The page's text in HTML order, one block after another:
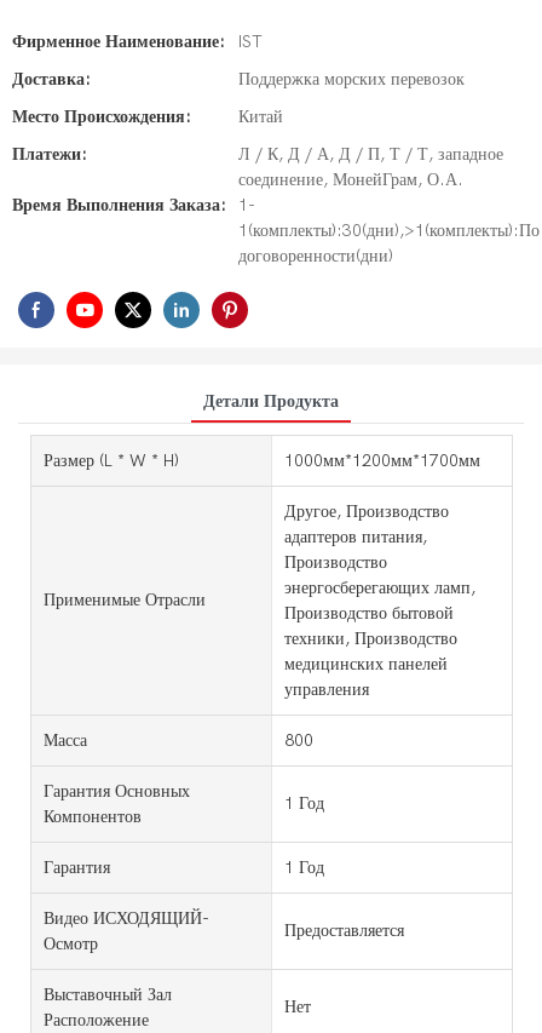
Фирменное Наименование:
IST
Доставка:
Поддержка морских перевозок
Место Происхождения:
Китай
Платежи:
Л / К, Д / А, Д / П, Т / Т, западное
соединение, МонейГрам, О.А.
Время Выполнения Заказа:
1-
1(комплекты):30(дни),>1(комплекты):По
договоренности(дни)
Детали Продукта
Размер (L * W * H) 1000мм*1200мм*1700мм
Применимые Отрасли
Другое, Производство
адаптеров питания,
Производство
энергосберегающих ламп,
Производство бытовой
техники, Производство
медицинских панелей
управления
Масса 800
Гарантия Основных
Компонентов
1 Год
Гарантия 1 Год
Видео ИСХОДЯЩИЙ-
Осмотр
Предоставляется
Выставочный Зал
Расположение
Нет